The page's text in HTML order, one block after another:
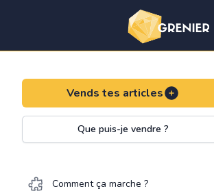
Vends tes articles
Que puis-je vendre ?
Comment ça marche ?